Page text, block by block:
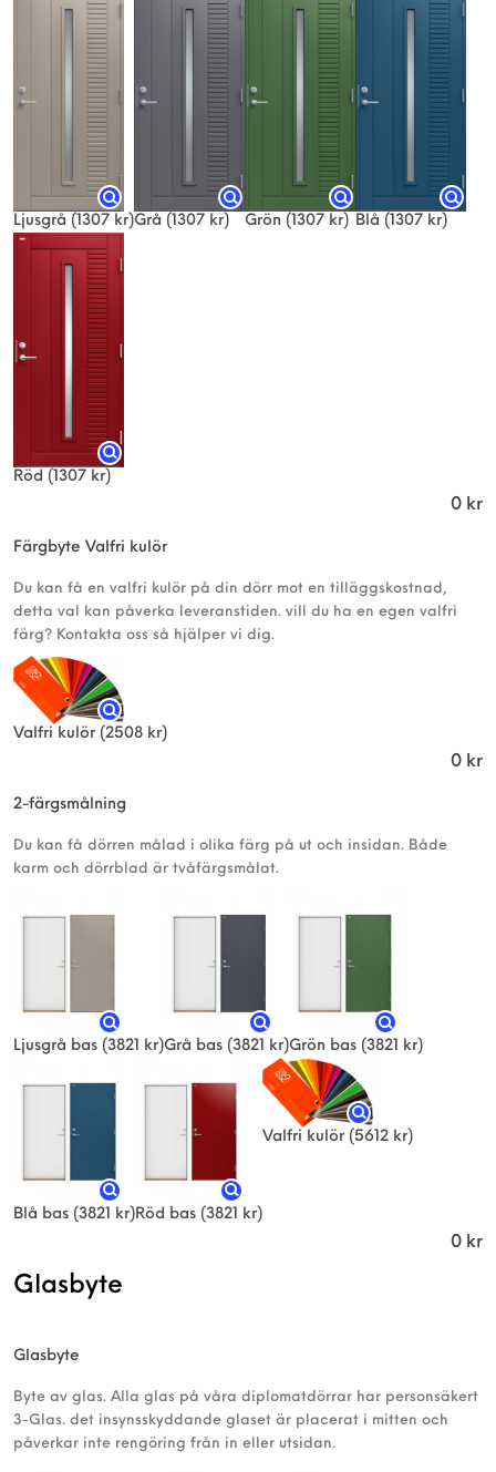
Ljusgrå (1307 kr)Grå (1307 kr) Grön (1307 kr) Blå (1307 kr)
Röd (1307 kr)
0 kr
Färgbyte Valfri kulör
Du kan få en valfri kulör på din dörr mot en tilläggskostnad,
detta val kan påverka leveranstiden. vill du ha en egen valfri
färg? Kontakta oss så hjälper vi dig.
Valfri kulör(2508 kr)
0 kr
2-färgsmålning
Du kan få dörren målad i olika färg på ut och insidan. Både
karm och dörrblad är tvåfärgsmålat.
Ljusgrå bas (3821 kr)Grå bas (3821 kr)Grön bas (3821 kr)
Blå bas (3821 kr)Röd bas (3821 kr)
Valfri kulör(5612 kr)
0 kr
Glasbyte
Glasbyte
Byte av glas. Alla glas på våra diplomatdörrar har personsäkert
3-Glas. det insynsskyddande glaset är placerat i mitten och
påverkar inte rengöring från in eller utsidan.